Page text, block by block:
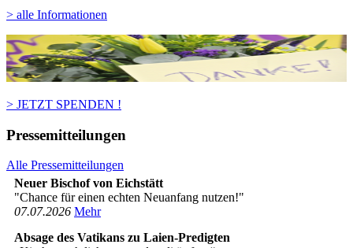
> alle Informationen
> JETZT SPENDEN !
Pressemitteilungen
Alle Pressemitteilungen
Neuer Bischof von Eichstätt
"Chance für einen echten Neuanfang nutzen!"
07­.07.2026 Mehr
Absage des Vatikans zu Laien-Predigten